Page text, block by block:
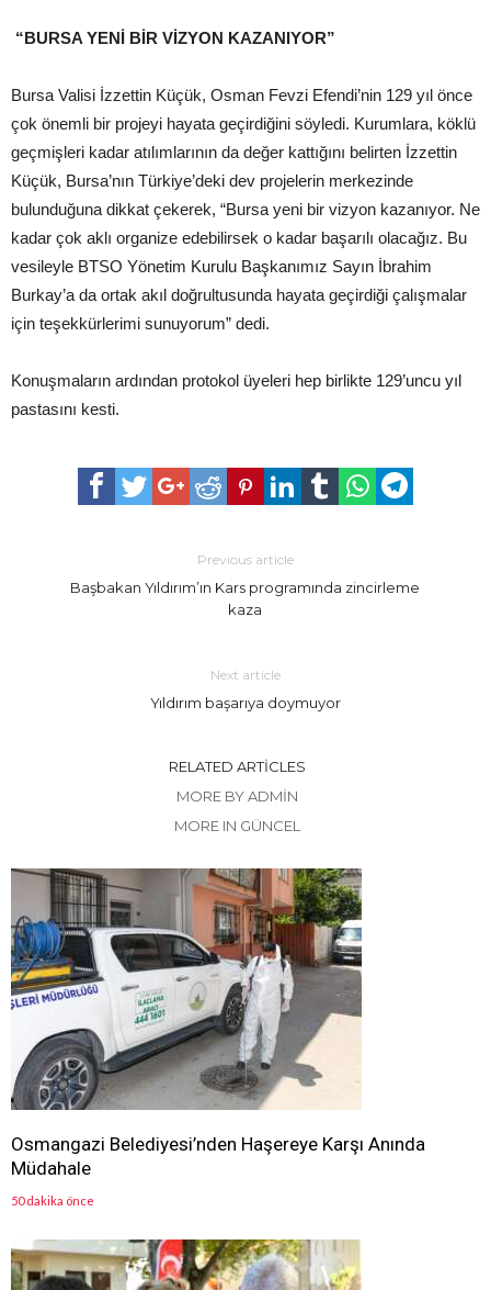
“BURSA YENİ BİR VİZYON KAZANIYOR”
Bursa Valisi İzzettin Küçük, Osman Fevzi Efendi’nin 129 yıl önce
çok önemli bir projeyi hayata geçirdiğini söyledi. Kurumlara, köklü
geçmişleri kadar atılımlarının da değer kattığını belirten İzzettin
Küçük, Bursa’nın Türkiye’deki dev projelerin merkezinde
bulunduğuna dikkat çekerek, “Bursa yeni bir vizyon kazanıyor. Ne
kadar çok aklı organize edebilirsek o kadar başarılı olacağız. Bu
vesileyle BTSO Yönetim Kurulu Başkanımız Sayın İbrahim
Burkay’a da ortak akıl doğrultusunda hayata geçirdiği çalışmalar
için teşekkürlerimi sunuyorum” dedi.
Konuşmaların ardından protokol üyeleri hep birlikte 129’uncu yıl
pastasını kesti.
Previous article
Başbakan Yıldırım’ın Kars programında zincirleme
kaza
Next article
Yıldırım başarıya doymuyor
RELATED ARTICLES
MORE BY ADMIN
MORE IN GÜNCEL
Osmangazi Belediyesi’nden Haşereye Karşı Anında
Müdahale
50 dakika önce